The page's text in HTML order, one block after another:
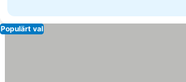
Populärt val